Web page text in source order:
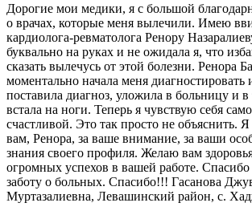
Дорогие мои медики, я с большой
о врачах, которые меня вылечили. Имею
кардиолога-ревматолога Ренору
буквально на руках и не ожидала я, что
сказать вылечусь от этой болезни. Ренора
моментально начала меня диагностировать
поставила диагноз, уложила в больницу и
встала на ноги. Теперь я чувствую себя
счастливой. Это так просто не объяснить. Я
вам, Ренора, за ваше внимание, за ваши
знания своего профиля. Желаю вам
огромных успехов в вашей работе.
заботу о больных. Спасибо!!! Гасанова
Муртазалиевна, Левашинский район, с.